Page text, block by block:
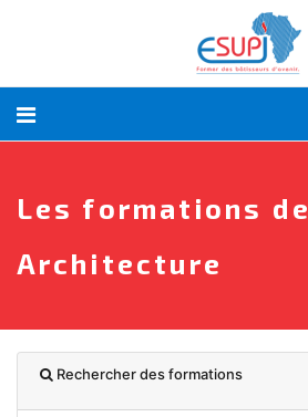
Les formations de
Architecture
Rechercher des formations